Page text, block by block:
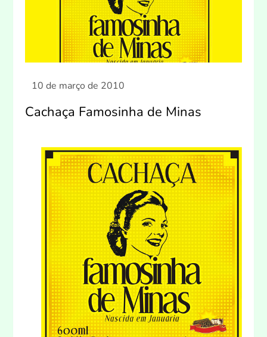
Cachaça Famosinha de Minas